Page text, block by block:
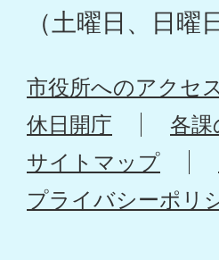
（土曜日、日
市役所へのアクセ
休日開庁
各課
サイトマップ
プライバシーポリ